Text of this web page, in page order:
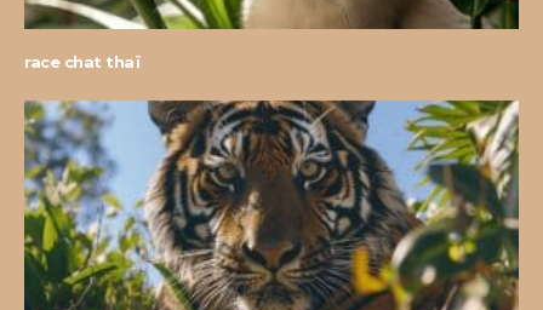
race chat thaï